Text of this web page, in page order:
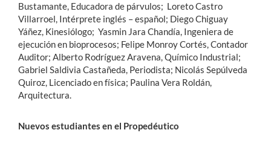
Bustamante, Educadora de párvulos; Loreto Castro
Villarroel, Intérprete inglés – español; Diego Chiguay
Yáñez, Kinesiólogo; Yasmin Jara Chandía, Ingeniera de
ejecución en bioprocesos; Felipe Monroy Cortés, Contador
Auditor; Alberto Rodríguez Aravena, Químico Industrial;
Gabriel Saldivia Castañeda, Periodista; Nicolás Sepúlveda
Quiroz, Licenciado en física; Paulina Vera Roldán,
Arquitectura.
Nuevos estudiantes en el Propedéutico